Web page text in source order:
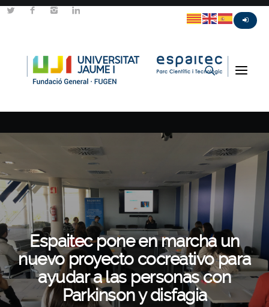
Espaitec pone en marcha un
nuevo proyecto cocreativo para
ayudar a las personas con
Parkinson y disfagia